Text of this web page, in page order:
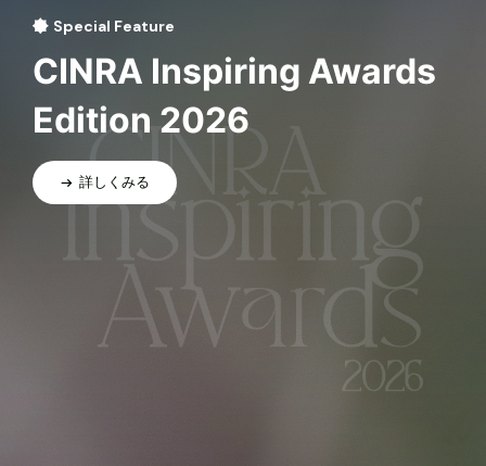
Special Feature
CINRA Inspiring Awards
Edition 2026
詳しくみる